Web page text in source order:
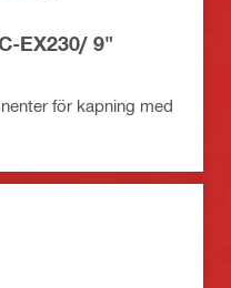
EX230/ 9"
för kapning med